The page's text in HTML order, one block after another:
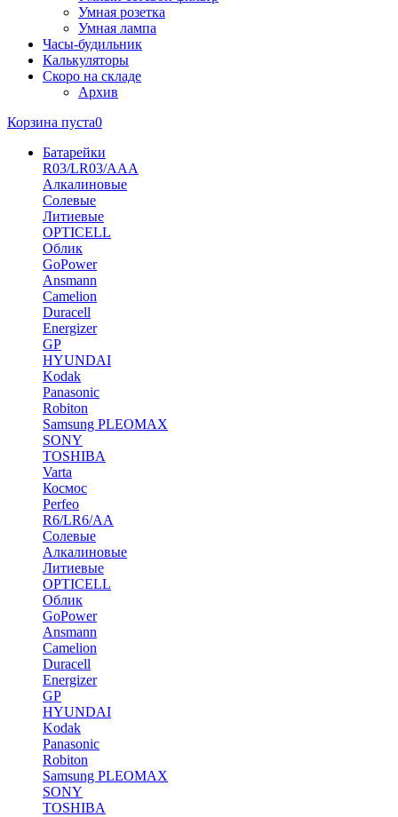
Умная розетка
Умная лампа
Часы-будильник
Калькуляторы
Скоро на складе
Архив
Корзина пуста0
Батарейки
R03/LR03/AAA
Алкалиновые
Солевые
Литиевые
OPTICELL
Облик
GoPower
Ansmann
Camelion
Duracell
Energizer
GP
HYUNDAI
Kodak
Panasonic
Robiton
Samsung PLEOMAX
SONY
TOSHIBA
Varta
Космос
Perfeo
R6/LR6/AA
Солевые
Алкалиновые
Литиевые
OPTICELL
Облик
GoPower
Ansmann
Camelion
Duracell
Energizer
GP
HYUNDAI
Kodak
Panasonic
Robiton
Samsung PLEOMAX
SONY
TOSHIBA